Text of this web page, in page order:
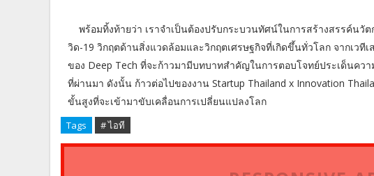
พร้อมทิ้งท้ายว่า เราจำเป็นต้องปรับกระบวนทัศน์ในการสร้างสรรค์นวั
วิด-19 วิกฤตด้านสิ่งแวดล้อมและวิกฤตเศรษฐกิจที่เกิดขึ้นทั่วโลก จากเวที
ของ Deep Tech ที่จะก้าวมามีบทบาทสำคัญในการตอบโจทย์ประเด็นควา
ที่ผ่านมา ดังนั้น ก้าวต่อไปของงาน Startup Thailand x Innovation
ขั้นสูงที่จะเข้ามาขับเคลื่อนการเปลี่ยนแปลงโลก
Tags # ไอที